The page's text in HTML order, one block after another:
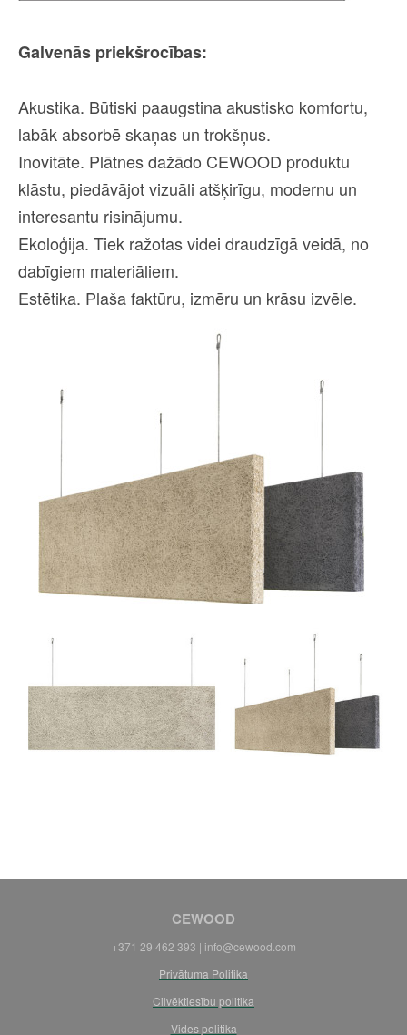
Galvenās priekšrocības:
Akustika. Būtiski paaugstina akustisko komfortu,
labāk absorbē skaņas un trokšņus.
Inovitāte. Plātnes dažādo CEWOOD produktu
klāstu, piedāvājot vizuāli atšķirīgu, modernu un
interesantu risinājumu.
Ekoloģija. Tiek ražotas videi draudzīgā veidā, no
dabīgiem materiāliem.
Estētika. Plaša faktūru, izmēru un krāsu izvēle.
CEWOOD
+371 29 462 393 | info@cewood.com
Privātuma Politika
Cilvēktiesību politika
Vides politika